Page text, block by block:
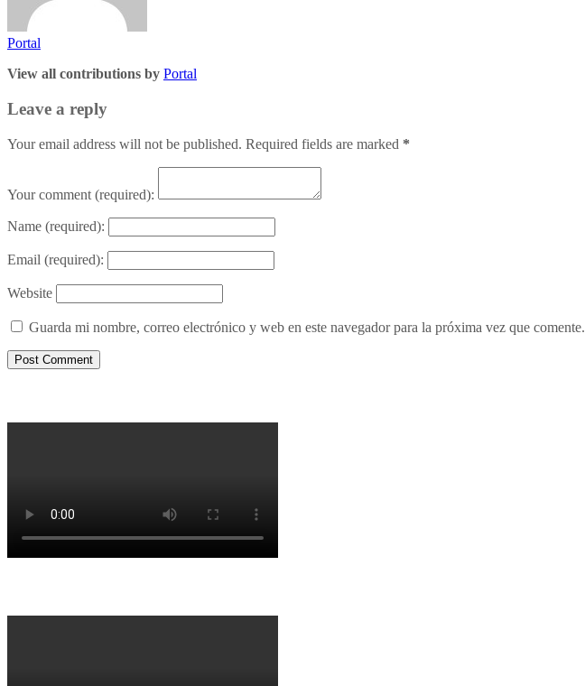
Portal
View all contributions by Portal
Leave a reply
Your email address will not be published. Required fields are marked *
Your comment (required):
Name (required):
Email (required):
Website
Guarda mi nombre, correo electrónico y web en este navegador para la próxima vez que comente.